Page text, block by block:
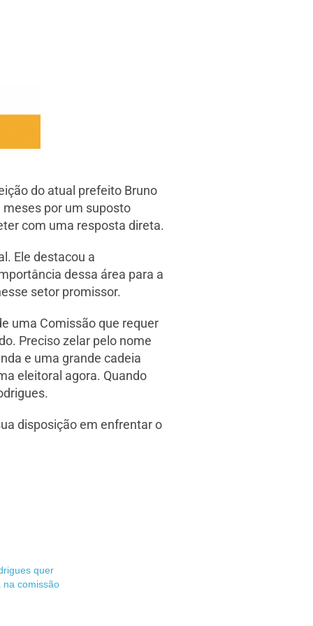
do atual prefeito Bruno
meses por um suposto
com uma resposta direta.
Ele destacou a
dessa área para a
setor promissor.
uma Comissão que requer
Preciso zelar pelo nome
e uma grande cadeia
eleitoral agora. Quando
disposição em enfrentar o
quer
na comissão